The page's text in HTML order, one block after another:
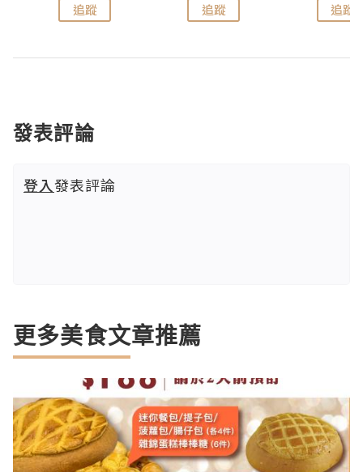
追蹤 追蹤 追蹤
發表評論
登入發表評論
更多美食文章推薦